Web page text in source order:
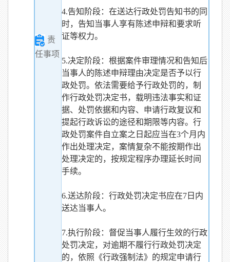
责
任事项
4.告知阶段：在送达行政处罚告知书的同
时，告知当事人享有陈述申辩和要求听
证等权力。
5.决定阶段：根据案件审理情况和告知后
当事人的陈述申辩理由决定是否予以行
政处罚。依法需要给予行政处罚的，制
作行政处罚决定书，载明违法事实和证
据、处罚依据和内容、申请行政复议和
提起行政诉讼的途径和期限等内容。行
政处罚案件自立案之日起应当在3个月内
作出处理决定，案情复杂不能按期作出
处理决定的，按规定程序办理延长时间
手续。
6.送达阶段：行政处罚决定书应在7日内
送达当事人。
7.执行阶段：督促当事人履行生效的行政
处罚决定，对逾期不履行行政处罚决定
的，依照《行政强制法》的规定申请行